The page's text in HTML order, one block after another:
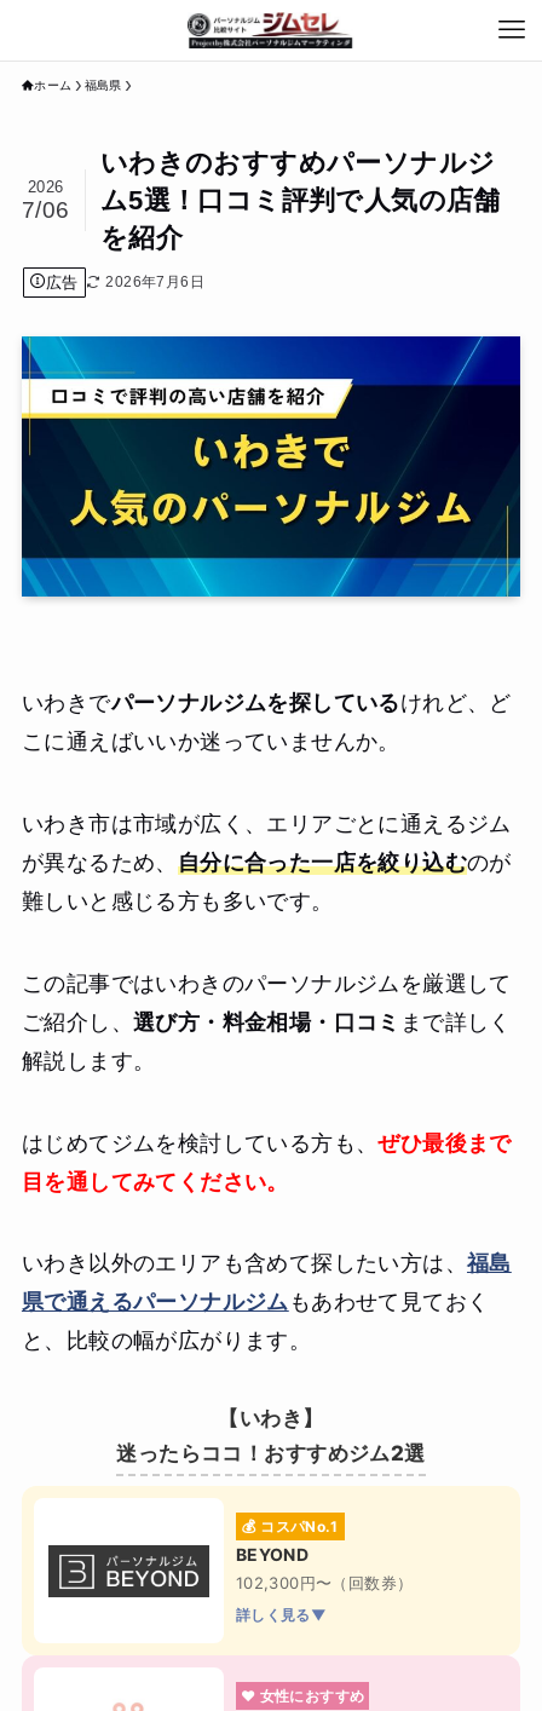
ホーム 福島県
いわきのおすすめパーソナルジ
ム5選！口コミ評判で人気の店舗
を紹介
2026
7/06
広告 2026年7月6日
いわきでパーソナルジムを探しているけれど、ど
こに通えばいいか迷っていませんか。
いわき市は市域が広く、エリアごとに通えるジム
が異なるため、 自分に合った一店を絞り込むのが
難しいと感じる方も多いです。
この記事ではいわきのパーソナルジムを厳選して
ご紹介し、 選び方・料金相場・口コミ まで詳しく
解説します。
はじめてジムを検討している方も、ぜひ最後まで
目を通してみてください。
いわき以外のエリアも含めて探したい方は、 福島
県で通えるパーソナルジム もあわせて見ておく
と、比較の幅が広がります。
【いわき】
迷ったらココ！おすすめジム2選
💰 コスパNo.1
BEYOND
102,300円〜（回数券）
詳しく見る▼
❤ 女性におすすめ